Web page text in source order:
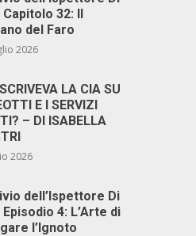
Capitolo 32: Il
del Faro
2026
LA CIA SU
E I SERVIZI
– DI ISABELLA
2026
dell’Ispettore Di
Episodio 4: L’Arte di
l’Ignoto